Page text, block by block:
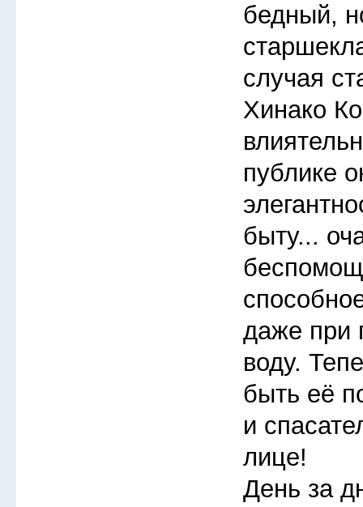
бедный,
случая
Хинако
публике
быту...
даже при
воду.
быть её
и
лице!
День за